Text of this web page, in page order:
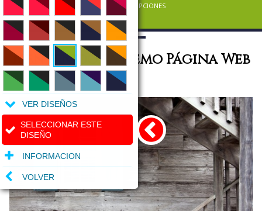
VER DISEÑOS
SELECCIONAR ESTE
DISEÑO
INFORMACION
VOLVER
MAS OPCIONES
Bienvenidos a Demo Página Web